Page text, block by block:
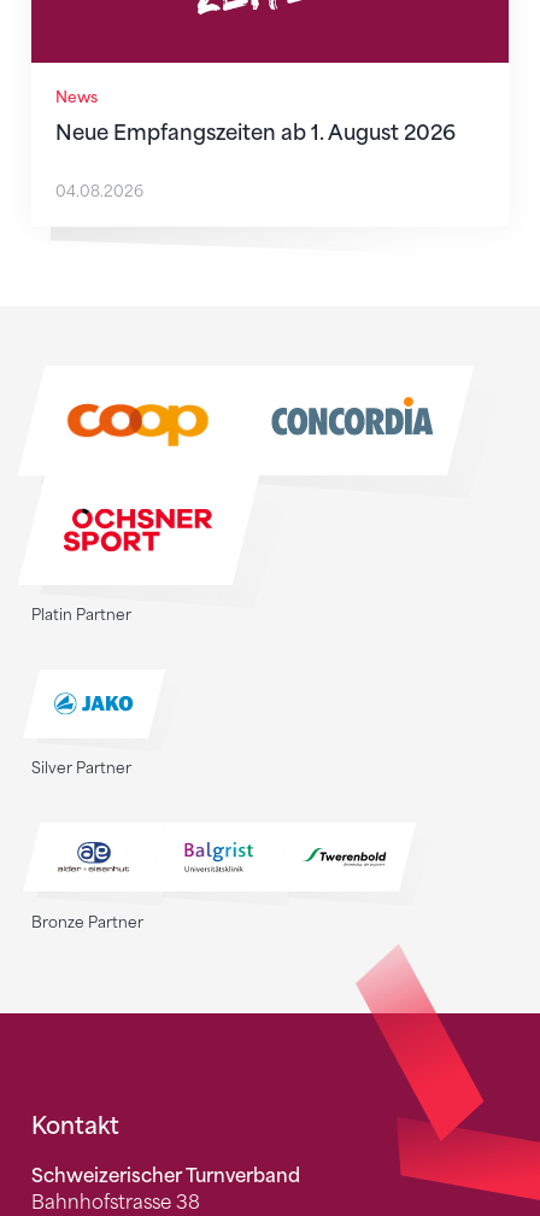
News
Neue Empfangszeiten ab 1. August 2026
04.08.2026
Platin Partner
Silver Partner
Bronze Partner
Fusszeile
Kontakt
Schweizerischer Turnverband
Bahnhofstrasse 38